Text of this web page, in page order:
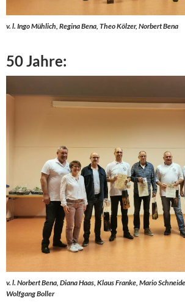
v. l. Ingo Mühlich, Regina Bena, Theo Kölzer, Norbert Bena
50 Jahre:
v. l. Norbert Bena, Diana Haas, Klaus Franke, Mario
Wolfgang Boller